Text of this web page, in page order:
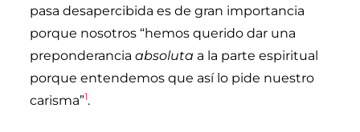
pasa desapercibida es de gran importancia
porque nosotros “hemos querido dar una
preponderanciaabsoluta a la parte espiritual
porque entendemos que así lo pide nuestro
carisma”1.